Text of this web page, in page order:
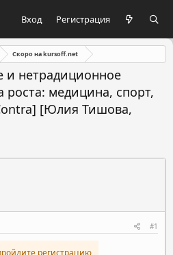
Вход Регистрация
Скоро на kursoff.net
и нетрадиционное
медицина, спорт,
[Юлия Тишова,
#1
регистрацию